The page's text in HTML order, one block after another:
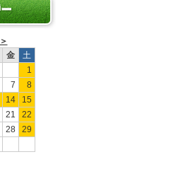
＞
金
土
1
7
8
14
15
21
22
28
29